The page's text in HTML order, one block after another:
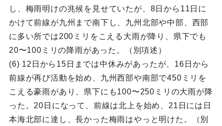
し、梅雨明けの兆候を見せていたが、8日から11日に
かけて前線が九州まで南下し、九州北部や中部、西部
に多い所では200ミリをこえる大雨が降り、県下でも
20〜100ミリの降雨があった。（別項述）
(6) 12日から15日までは中休みがあったが、16日から
前線が再ぴ活動を始め、九州西部や南部で450ミリを
こえる豪雨があり、県下にも100〜250ミリの大雨が降
った。20日になって、前線は北上を始め、21日には日
本海北部に達し、長かった梅雨はやっと明けた。（別